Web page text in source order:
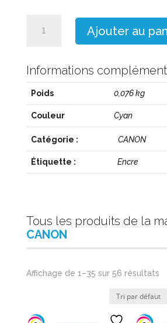
Ajouter au
Informations
Poids 0,076 kg
Couleur Cyan
Catégorie : CANON
Étiquette : Encre
Tous les produits de la
CANON
Affichage de 1–35 sur 56 résultats